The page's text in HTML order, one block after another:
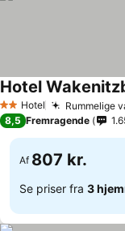
2 Stjerner
Hotel Rummelige
Hotel
8,5 Fremragende
Af 807 kr.
Se priser fra 3